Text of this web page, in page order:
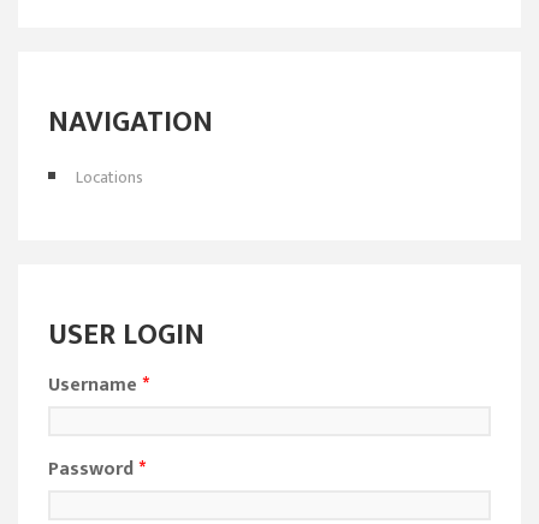
NAVIGATION
Locations
USER LOGIN
Username*
Password*